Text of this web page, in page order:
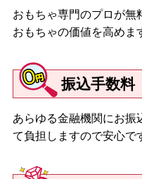
おもちゃ専門のプロが無
おもちゃの価値を高めま
振込手数料
あらゆる金融機関にお振
て負担しますので安心で